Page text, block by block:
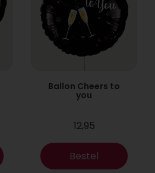
Ballon Cheers to
you
12,95
Bestel